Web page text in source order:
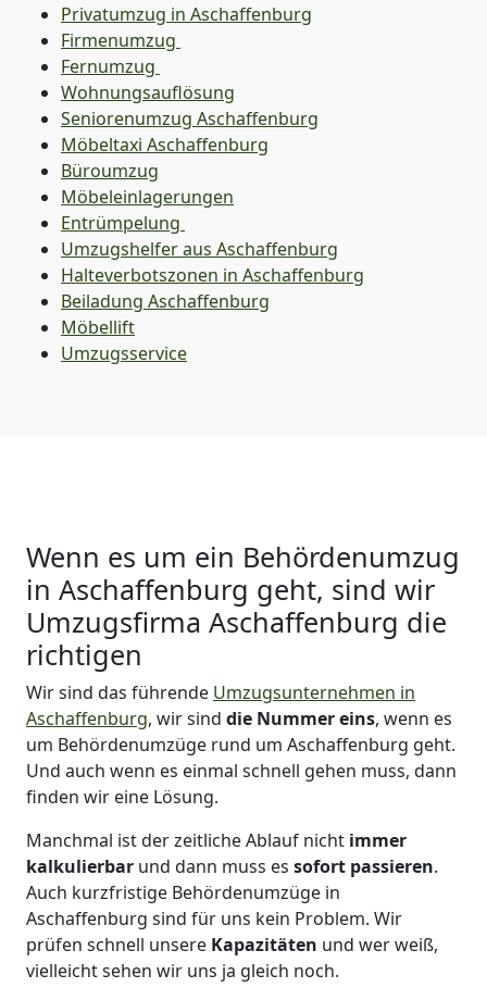
Privatumzug in Aschaffenburg
Firmenumzug
Fernumzug
Wohnungsauflösung
Seniorenumzug Aschaffenburg
Möbeltaxi Aschaffenburg
Büroumzug
Möbeleinlagerungen
Entrümpelung
Umzugshelfer aus Aschaffenburg
Halteverbotszonen in Aschaffenburg
Beiladung Aschaffenburg
Möbellift
Umzugsservice
Wenn es um ein Behördenumzug
in Aschaffenburg geht, sind wir
Umzugsfirma Aschaffenburg die
richtigen
Wir sind das führende Umzugsunternehmen in
Aschaffenburg, wir sind die Nummer eins, wenn es
um Behördenumzüge rund um Aschaffenburg geht.
Und auch wenn es einmal schnell gehen muss, dann
finden wir eine Lösung.
Manchmal ist der zeitliche Ablauf nicht immer
kalkulierbar und dann muss es sofort passieren.
Auch kurzfristige Behördenumzüge in
Aschaffenburg sind für uns kein Problem. Wir
prüfen schnell unsere Kapazitäten und wer weiß,
vielleicht sehen wir uns ja gleich noch.